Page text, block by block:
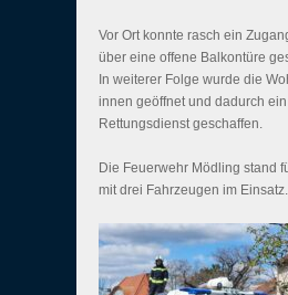
Vor Ort konnte rasch ein
über eine offene Balkontüre
In weiterer Folge wurde die
innen geöffnet und dadurch
Rettungsdienst geschaffen.
Die Feuerwehr Mödling stand
mit drei Fahrzeugen im Einsatz.